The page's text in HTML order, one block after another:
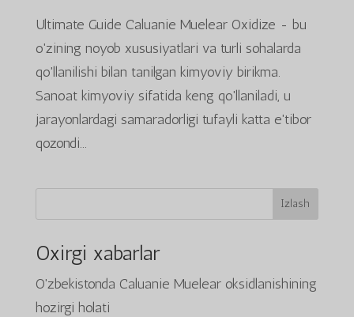
Ultimate Guide Caluanie Muelear Oxidize - bu
o'zining noyob xususiyatlari va turli sohalarda
qo'llanilishi bilan tanilgan kimyoviy birikma.
Sanoat kimyoviy sifatida keng qo'llaniladi, u
jarayonlardagi samaradorligi tufayli katta e'tibor
qozondi...
Izlash
Oxirgi xabarlar
O'zbekistonda Caluanie Muelear oksidlanishining
hozirgi holati